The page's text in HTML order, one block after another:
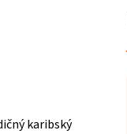
karibský